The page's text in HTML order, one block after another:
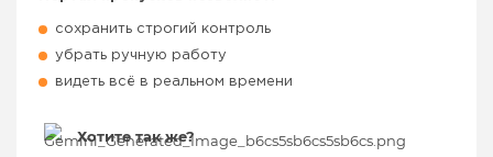
сохранить строгий контроль
убрать ручную работу
видеть всё в реальном времени
Хотите так же?